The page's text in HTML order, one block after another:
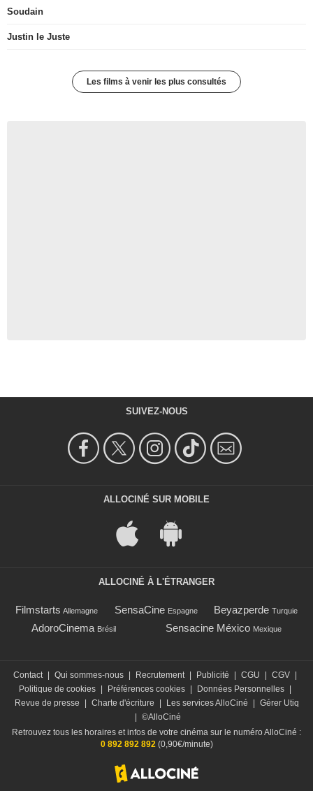
Soudain
Justin le Juste
Les films à venir les plus consultés
SUIVEZ-NOUS
ALLOCINÉ SUR MOBILE
ALLOCINÉ À L'ÉTRANGER
Filmstarts Allemagne SensaCine Espagne Beyazperde Turquie
AdoroCinema Brésil Sensacine México Mexique
Contact Qui sommes-nous Recrutement Publicité CGU CGV
Politique de cookies
Préférences cookies Données Personnelles
Revue de presse
Charte d'écriture Les services AlloCiné
Gérer Utiq
©AlloCiné
Retrouvez tous les horaires et infos de votre cinéma sur le numéro AlloCiné :
0 892 892 892(0,90€/minute)